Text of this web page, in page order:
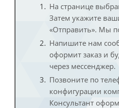
На странице
Затем укажите
«Отправить». Мы
Напишите нам
оформит заказ и
через мессенджер.
Позвоните по
конфигурации
Консультант